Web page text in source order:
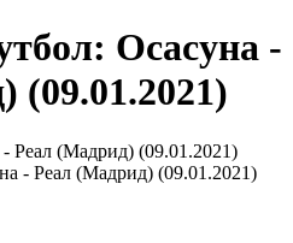
Осасуна -
(09.01.2021)
Реал (Мадрид) (09.01.2021)